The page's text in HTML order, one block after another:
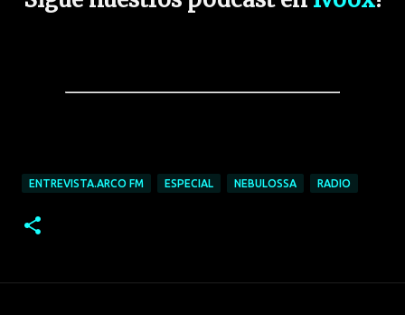
ENTREVISTA.ARCO FM ESPECIAL NEBULOSSA RADIO